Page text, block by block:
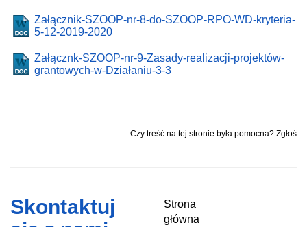
Załącznik-SZOOP-nr-8-do-SZOOP-RPO-WD-kryteria-
5-12-2019-2020
Załącznk-SZOOP-nr-9-Zasady-realizacji-projektów-
grantowych-w-Działaniu-3-3
Czy treść na tej stronie była pomocna? Zgłoś
Skontaktuj
Strona
główna